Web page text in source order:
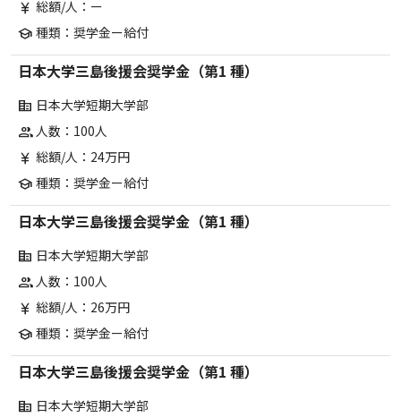
currency_yen 総額/人：ー
school 種類：奨学金ー給付
日本大学三島後援会奨学金（第1 種）
corporate_fare 日本大学短期大学部
group人数：100人
currency_yen 総額/人：24万円
school 種類：奨学金ー給付
日本大学三島後援会奨学金（第1 種）
corporate_fare 日本大学短期大学部
group人数：100人
currency_yen 総額/人：26万円
school 種類：奨学金ー給付
日本大学三島後援会奨学金（第1 種）
corporate_fare 日本大学短期大学部